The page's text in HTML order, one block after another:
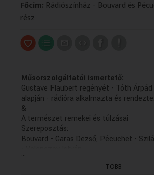
Főcím: Rádiószínház - Bouvard és
rész
Műsorszolgáltatói ismertető:
Gustave Flaubert regényét - Tóth
alapján - rádióra alkalmazta és
&
A természet remekei és túlzásai
Szereposztás:
Bouvard - Garas Dezső, Pécuchet -
Km.: Muszte Anna, Rudolf Péter
Dramaturg: Puskás Károly (1990)
...
TÖBB